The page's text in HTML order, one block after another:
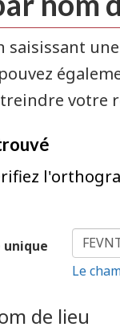
saisissant
votre
unique
Le
de lieu